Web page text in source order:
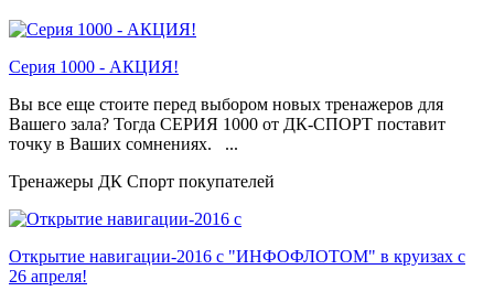
Серия 1000 - АКЦИЯ!
Вы все еще стоите перед выбором новых тренажеров для
Вашего зала? Тогда СЕРИЯ 1000 от ДК-СПОРТ поставит
точку в Ваших сомнениях. ...
Тренажеры ДК Спорт покупателей
Открытие навигации-2016 с "ИНФОФЛОТОМ" в круизах с
26 апреля!